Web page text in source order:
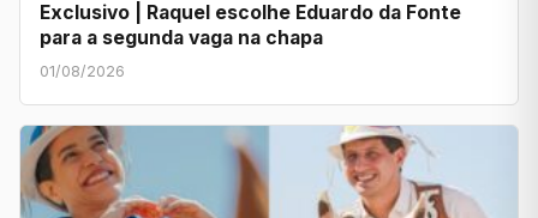
Exclusivo | Raquel escolhe Eduardo da Fonte
para a segunda vaga na chapa
01/08/2026